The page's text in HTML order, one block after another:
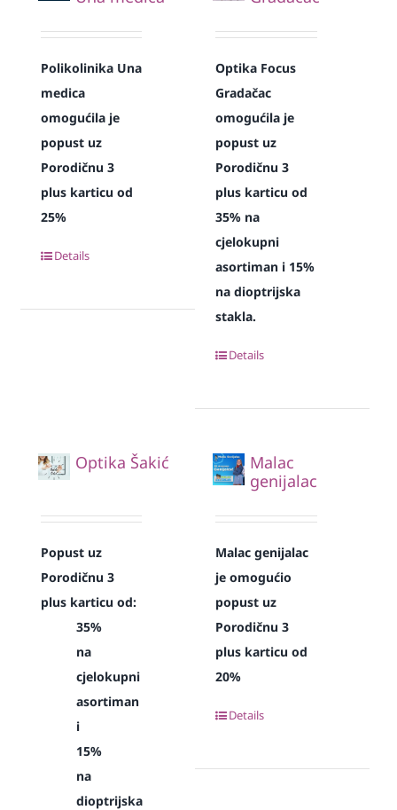
Polikolinika Una
medica
omogućila je
popust uz
Porodičnu 3
plus karticu od
25%
Details
Optika Focus
Gradačac
omogućila je
popust uz
Porodičnu 3
plus karticu od
35% na
cjelokupni
asortiman i 15%
na dioptrijska
stakla.
Details
Optika Šakić
Popust uz
Porodičnu 3
plus karticu od:
35%
na
cjelokupni
asortiman
i
15%
na
dioptrijska
Malac
genijalac
Malac genijalac
je omogućio
popust uz
Porodičnu 3
plus karticu od
20%
Details